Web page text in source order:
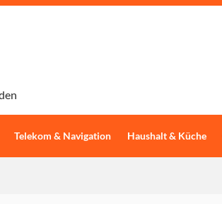
Telekom & Navigation Haushalt & Küche